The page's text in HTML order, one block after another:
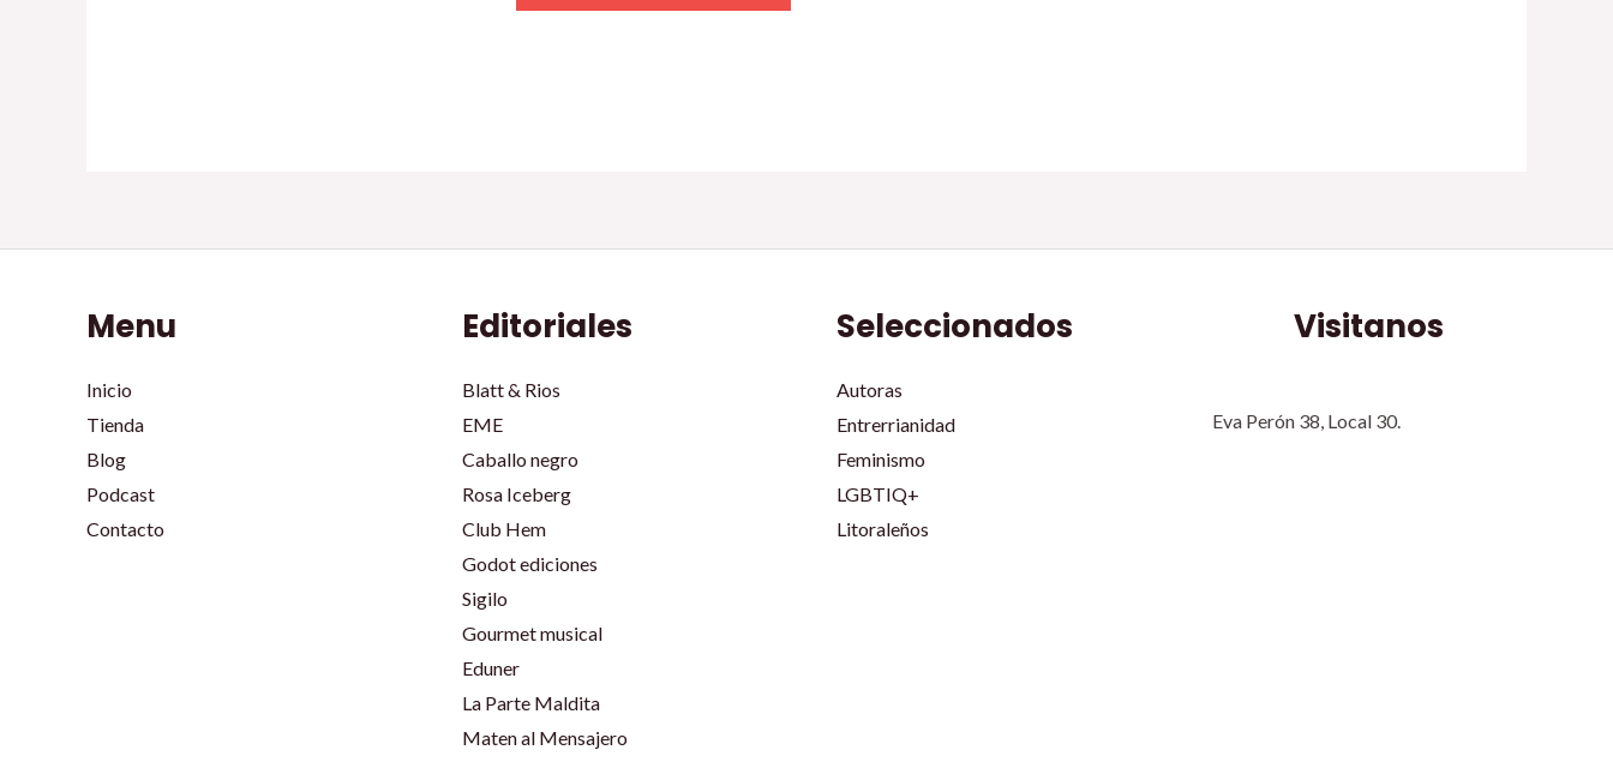
Menu
Inicio
Tienda
Blog
Podcast
Contacto
Editoriales
Blatt & Rios
EME
Caballo negro
Rosa Iceberg
Club Hem
Godot ediciones
Sigilo
Gourmet musical
Eduner
La Parte Maldita
Maten al Mensajero
Seleccionados
Autoras
Entrerrianidad
Feminismo
LGBTIQ+
Litoraleños
Visitanos
Eva Perón 38, Local 30.